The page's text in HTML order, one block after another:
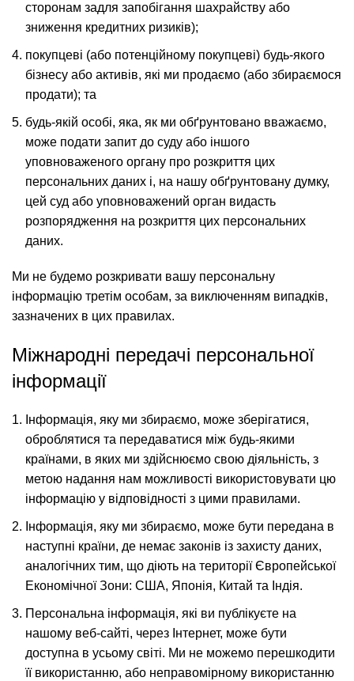
сторонам задля запобігання шахрайству або
зниження кредитних ризиків);
покупцеві (або потенційному покупцеві) будь-якого
бізнесу або активів, які ми продаємо (або збираємося
продати); та
будь-якій особі, яка, як ми обґрунтовано вважаємо,
може подати запит до суду або іншого
уповноваженого органу про розкриття цих
персональних даних і, на нашу обґрунтовану думку,
цей суд або уповноважений орган видасть
розпорядження на розкриття цих персональних
даних.
Ми не будемо розкривати вашу персональну
інформацію третім особам, за виключенням випадків,
зазначених в цих правилах.
Міжнародні передачі персональної
інформації
Інформація, яку ми збираємо, може зберігатися,
оброблятися та передаватися між будь-якими
країнами, в яких ми здійснюємо свою діяльність, з
метою надання нам можливості використовувати цю
інформацію у відповідності з цими правилами.
Інформація, яку ми збираємо, може бути передана в
наступні країни, де немає законів із захисту даних,
аналогічних тим, що діють на території Європейської
Економічної Зони: США, Японія, Китай та Індія.
Персональна інформація, які ви публікуєте на
нашому веб-сайті, через Інтернет, може бути
доступна в усьому світі. Ми не можемо перешкодити
її використанню, або неправомірному використанню